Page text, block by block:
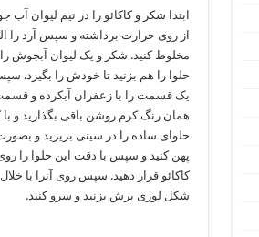
ابتدا شکر و کاکائو را در نیم لیوان
از روی حرارت برداشته و سپس آرد را
مخلوط کنید. شکر و یک لیوان آبجوش را
حلوا را هم بزنید تا خودش را
یک قسمت را با زعفران آبکرده و
همان رنگ کرم روشن باقی بگذارید
حلوای ساده را در سینی بریزید و
پهن کنید و سپس با دقت این حلوا را
کاکائو قرار دهید. سپس روی آنرا با
شکل لوزی برش بزنید و سرو کنید.